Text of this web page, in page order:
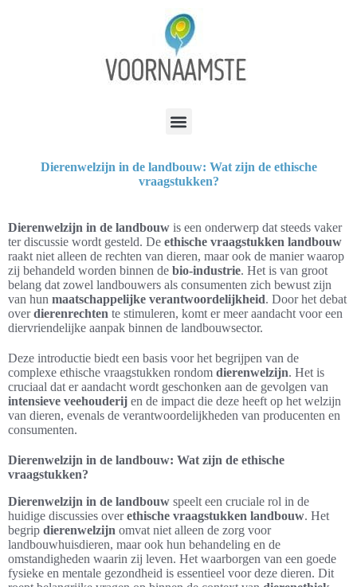
Dierenwelzijn in de landbouw: Wat zijn de ethische
vraagstukken?
Dierenwelzijn in de landbouw is een onderwerp dat steeds vaker
ter discussie wordt gesteld. De ethische vraagstukken landbouw
raakt niet alleen de rechten van dieren, maar ook de manier waarop
zij behandeld worden binnen de bio-industrie. Het is van groot
belang dat zowel landbouwers als consumenten zich bewust zijn
van hun maatschappelijke verantwoordelijkheid. Door het debat
overdierenrechten te stimuleren, komt er meer aandacht voor een
diervriendelijke aanpak binnen de landbouwsector.
Deze introductie biedt een basis voor het begrijpen van de
complexe ethische vraagstukken rondom dierenwelzijn. Het is
cruciaal dat er aandacht wordt geschonken aan de gevolgen van
intensieve veehouderij en de impact die deze heeft op het welzijn
van dieren, evenals de verantwoordelijkheden van producenten en
consumenten.
Dierenwelzijn in de landbouw: Wat zijn de ethische
vraagstukken?
Dierenwelzijn in de landbouw speelt een cruciale rol in de
huidige discussies overethische vraagstukken landbouw. Het
begrip dierenwelzijn omvat niet alleen de zorg voor
landbouwhuisdieren, maar ook hun behandeling en de
omstandigheden waarin zij leven. Het waarborgen van een goede
fysieke en mentale gezondheid is essentieel voor deze dieren. Dit